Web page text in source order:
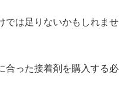
では足りないかもしれませ
合った接着剤を購入する必